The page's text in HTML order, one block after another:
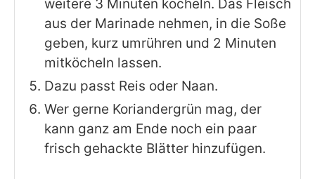
weitere 3 Minuten köcheln. Das Fleisch
aus der Marinade nehmen, in die Soße
geben, kurz umrühren und 2 Minuten
mitköcheln lassen.
Dazu passt Reis oder Naan.
Wer gerne Koriandergrün mag, der
kann ganz am Ende noch ein paar
frisch gehackte Blätter hinzufügen.